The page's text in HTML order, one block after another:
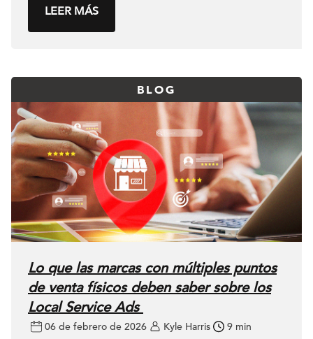
LEER MÁS
BLOG
Lo que las marcas con múltiples puntos
de venta físicos deben saber sobre los
Local Service Ads
06 de febrero de 2026 Kyle Harris 9 min